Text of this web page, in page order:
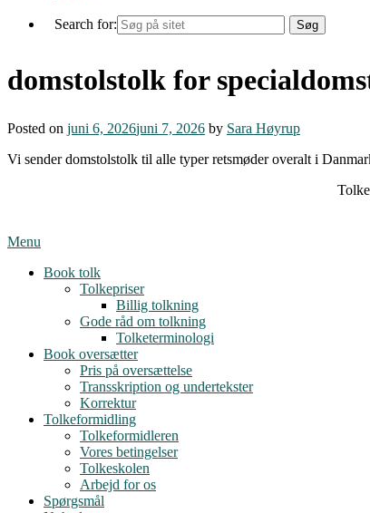
Search for:
domstolstolk for
Posted on juni 6, 2026juni 7, 2026 by Sara Høyrup
Vi sender domstolstolk til alle typer retsmøder overalt i
Menu
Book tolk
Tolkepriser
Billig tolkning
Gode råd om tolkning
Tolketerminologi
Book oversætter
Pris på oversættelse
Transskription og undertekster
Korrektur
Tolkeformidling
Tolkeformidleren
Vores betingelser
Tolkeskolen
Arbejd for os
Spørgsmål